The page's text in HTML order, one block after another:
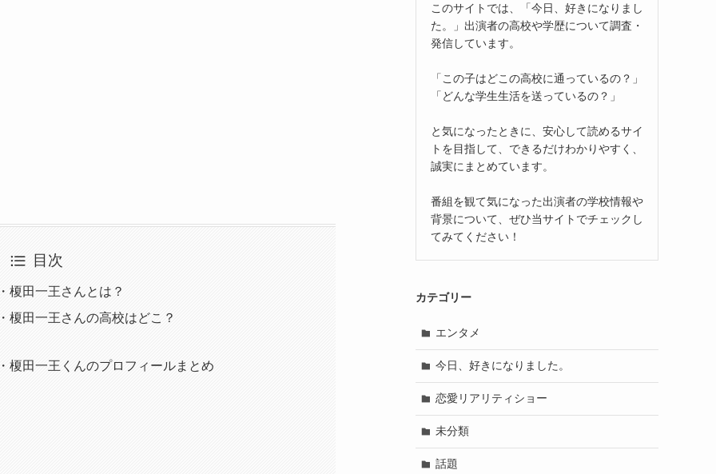
目次
榎田一王さんとは？
榎田一王さんの高校はどこ？
榎田一王くんのプロフィールまとめ
このサイトでは、「今日、好きになりまし
た。」出演者の高校や学歴について調査・
発信しています。
「この子はどこの高校に通っているの？」
「どんな学生生活を送っているの？」
と気になったときに、安心して読めるサイ
トを目指して、できるだけわかりやすく、
誠実にまとめています。
番組を観て気になった出演者の学校情報や
背景について、ぜひ当サイトでチェックし
てみてください！
カテゴリー
エンタメ
今日、好きになりました。
恋愛リアリティショー
未分類
話題